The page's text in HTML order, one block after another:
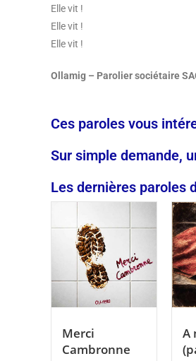
Elle vit !
Elle vit !
Elle vit !
Ollamig – Parolier sociétaire
Ces paroles vous
Sur simple demande,
Les dernières paroles
Merci
Cambronne
A